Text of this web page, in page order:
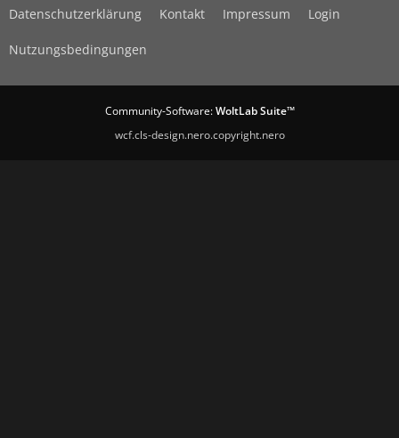
Datenschutzerklärung Kontakt Impressum Login
Nutzungsbedingungen
Community-Software:WoltLab Suite™
wcf.cls-design.nero.copyright.nero